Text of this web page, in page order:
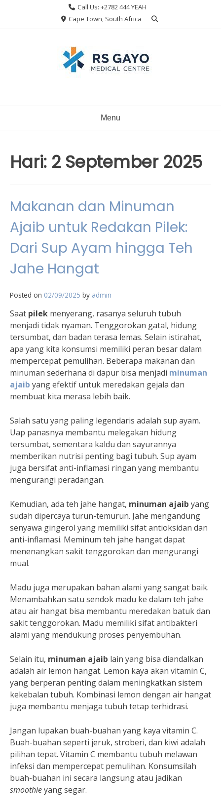
Call Us: +2782 444 YEAH
Cape Town, South Africa
Menu
Hari: 2 September 2025
Makanan dan Minuman
Ajaib untuk Redakan Pilek:
Dari Sup Ayam hingga Teh
Jahe Hangat
Posted on 02/09/2025 by admin
Saat pilek menyerang, rasanya seluruh tubuh
menjadi tidak nyaman. Tenggorokan gatal, hidung
tersumbat, dan badan terasa lemas. Selain istirahat,
apa yang kita konsumsi memiliki peran besar dalam
mempercepat pemulihan. Beberapa makanan dan
minuman sederhana di dapur bisa menjadi minuman
ajaib yang efektif untuk meredakan gejala dan
membuat kita merasa lebih baik.
Salah satu yang paling legendaris adalah sup ayam.
Uap panasnya membantu melegakan hidung
tersumbat, sementara kaldu dan sayurannya
memberikan nutrisi penting bagi tubuh. Sup ayam
juga bersifat anti-inflamasi ringan yang membantu
mengurangi peradangan.
Kemudian, ada teh jahe hangat, minuman ajaib yang
sudah dipercaya turun-temurun. Jahe mengandung
senyawa gingerol yang memiliki sifat antioksidan dan
anti-inflamasi. Meminum teh jahe hangat dapat
menenangkan sakit tenggorokan dan mengurangi
mual.
Madu juga merupakan bahan alami yang sangat baik.
Menambahkan satu sendok madu ke dalam teh jahe
atau air hangat bisa membantu meredakan batuk dan
sakit tenggorokan. Madu memiliki sifat antibakteri
alami yang mendukung proses penyembuhan.
Selain itu, minuman ajaib lain yang bisa diandalkan
adalah air lemon hangat. Lemon kaya akan vitamin C,
yang berperan penting dalam meningkatkan sistem
kekebalan tubuh. Kombinasi lemon dengan air hangat
juga membantu menjaga tubuh tetap terhidrasi.
Jangan lupakan buah-buahan yang kaya vitamin C.
Buah-buahan seperti jeruk, stroberi, dan kiwi adalah
pilihan tepat. Vitamin C membantu tubuh melawan
infeksi dan mempercepat pemulihan. Konsumsilah
buah-buahan ini secara langsung atau jadikan
smoothieyang segar.